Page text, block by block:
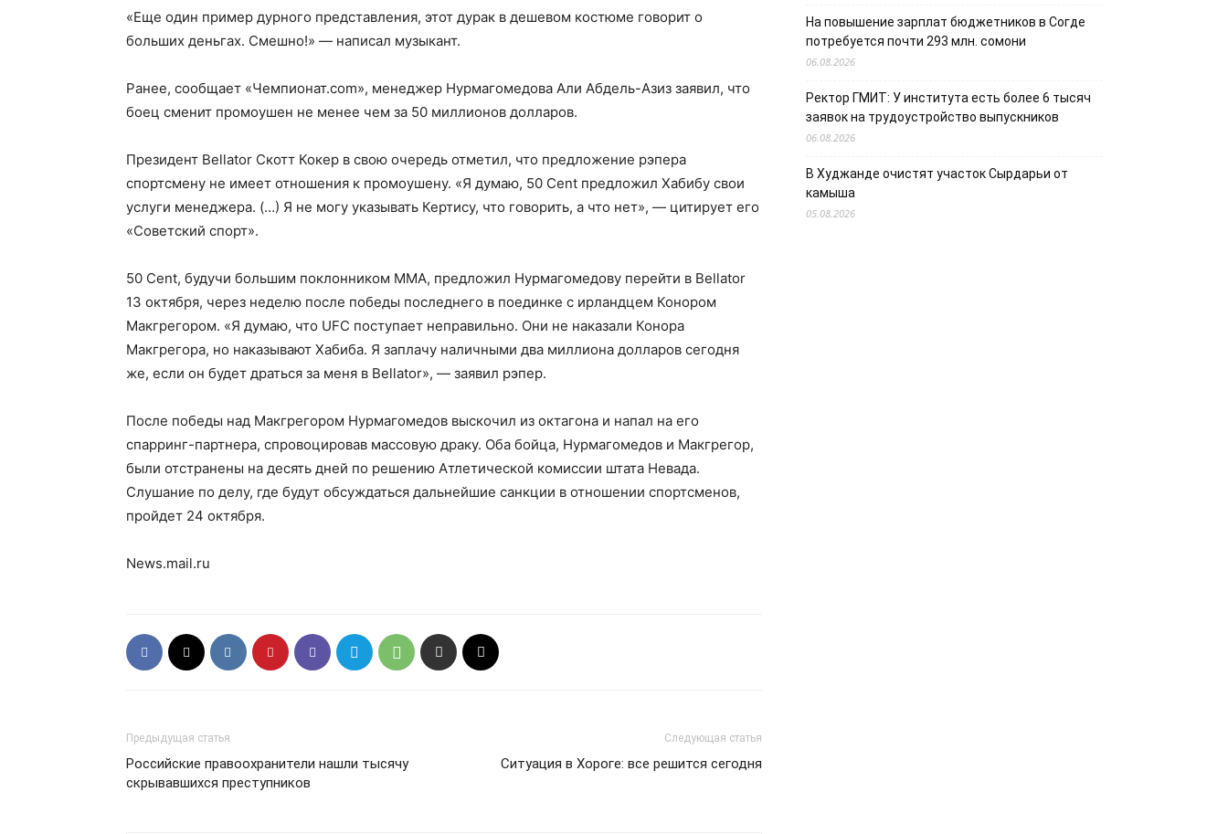
«Еще один пример дурного представления, этот дурак в дешевом костюме говорит о
больших деньгах. Смешно!» — написал музыкант.
Ранее, сообщает «Чемпионат.com», менеджер Нурмагомедова Али Абдель-Азиз заявил, что
боец сменит промоушен не менее чем за 50 миллионов долларов.
Президент Bellator Скотт Кокер в свою очередь отметил, что предложение рэпера
спортсмену не имеет отношения к промоушену. «Я думаю, 50 Cent предложил Хабибу свои
услуги менеджера. (…) Я не могу указывать Кертису, что говорить, а что нет», — цитирует его
«Советский спорт».
50 Cent, будучи большим поклонником ММА, предложил Нурмагомедову перейти в Bellator
13 октября, через неделю после победы последнего в поединке с ирландцем Конором
Макгрегором. «Я думаю, что UFC поступает неправильно. Они не наказали Конора
Макгрегора, но наказывают Хабиба. Я заплачу наличными два миллиона долларов сегодня
же, если он будет драться за меня в Bellator», — заявил рэпер.
После победы над Макгрегором Нурмагомедов выскочил из октагона и напал на его
спарринг-партнера, спровоцировав массовую драку. Оба бойца, Нурмагомедов и Макгрегор,
были отстранены на десять дней по решению Атлетической комиссии штата Невада.
Слушание по делу, где будут обсуждаться дальнейшие санкции в отношении спортсменов,
пройдет 24 октября.
News.mail.ru
Предыдущая статья
Российские правоохранители нашли тысячу
скрывавшихся преступников
Следующая статья
Ситуация в Хороге: все решится сегодня
На повышение зарплат бюджетников в Согде
потребуется почти 293 млн. сомони
06.08.2026
Ректор ГМИТ: У института есть более 6 тысяч
заявок на трудоустройство выпускников
06.08.2026
В Худжанде очистят участок Сырдарьи от
камыша
05.08.2026